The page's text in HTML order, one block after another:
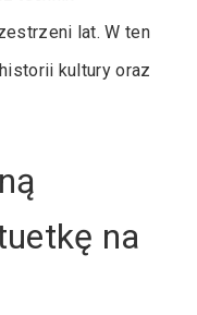
lat. W ten
kultury oraz
na